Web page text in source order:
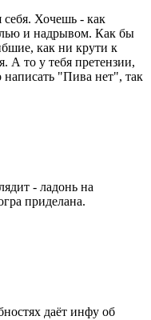
Хочешь - как
и надрывом. Как бы
как ни крути к
А то у тебя претензии,
написать "Пива нет", так
- ладонь на
приделана.
даёт инфу об